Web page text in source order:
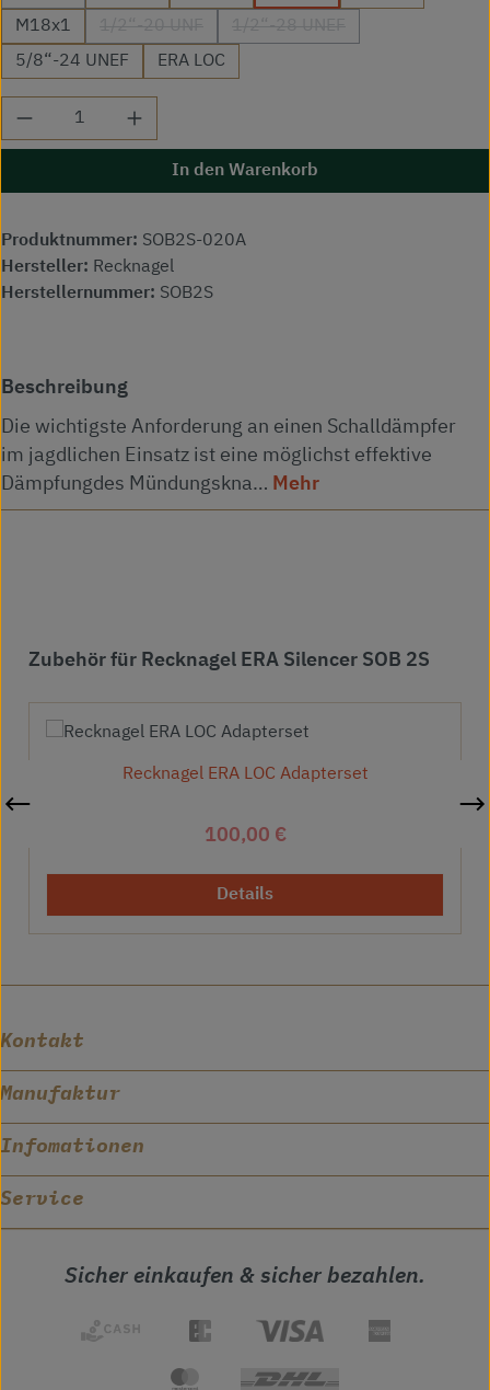
M18x1
5/8“-24 UNEF ERA LOC
Produkt Anzahl: Gib den gewünschten
In den Warenkorb
Produktnummer: SOB2S-020A
Hersteller: Recknagel
Herstellernummer: SOB2S
Beschreibung
Die wichtigste Anforderung an einen Schalldämpfer
im jagdlichen Einsatz ist eine möglichst effektive
Dämpfungdes Mündungskna… Mehr
Produktgalerie überspringen
Zubehör für Recknagel ERA Silencer SOB 2S
Recknagel ERA LOC Adapterset
Regulärer Preis:
100,00 €
Details
Kontakt
Manufaktur
Infomationen
Service
Sicher einkaufen & sicher bezahlen.